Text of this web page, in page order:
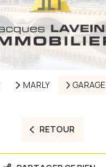
MARLY GARAGE
RETOUR